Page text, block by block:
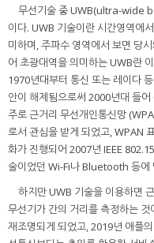
무선기술 중 UWB(ultra-wide
이다. UWB 기술이란 시간영역에
미하며, 주파수 영역에서 보면 당
어 초광대역을 의미하는 UWB란
1970년대부터 통신 또는 레이다
안이 해제됨으로써 2000년대 들
주로 근거리 무선개인통신망
로서 관심을 받게 되었고, WPAN
화가 진행되어 2007년 IEEE
술이었던 Wi-Fi나 Bluetooth 등에
하지만 UWB 기술을 이용하면
무선기가 간의 거리를 측정하는
재조명되게 되었고, 2019년 애플